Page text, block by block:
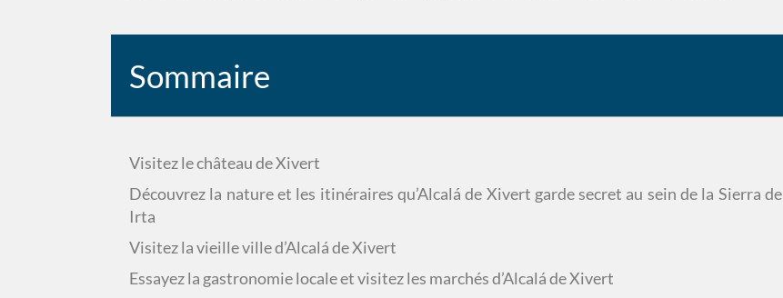
Sommaire
Visitez le château de Xivert
Découvrez la nature et les itinéraires qu’Alcalá de Xivert garde secret au sein de la Sierra de
Irta
Visitez la vieille ville d’Alcalá de Xivert
Essayez la gastronomie locale et visitez les marchés d’Alcalá de Xivert